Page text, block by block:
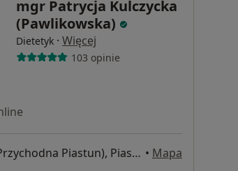
mgr Patrycja Kulczycka
(Pawlikowska)
Dietetyk · Więcej
103 opinie
ul. M. Reja 1 (Przychodna Piastun), Piastów • Mapa